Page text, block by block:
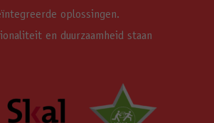
oplossingen.
en duurzaamheid staan